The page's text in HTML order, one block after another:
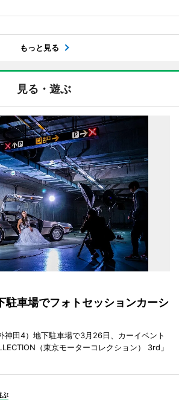
もっと見る
見る・遊ぶ
駐車場でフォトセッションカーシ
神田4）地下駐車場で3月26日、カーイベント
（東京モーターコレクション） 3rd」
ぶ